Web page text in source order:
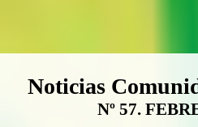
Boletín Noticias
Noticias
Nº 57.